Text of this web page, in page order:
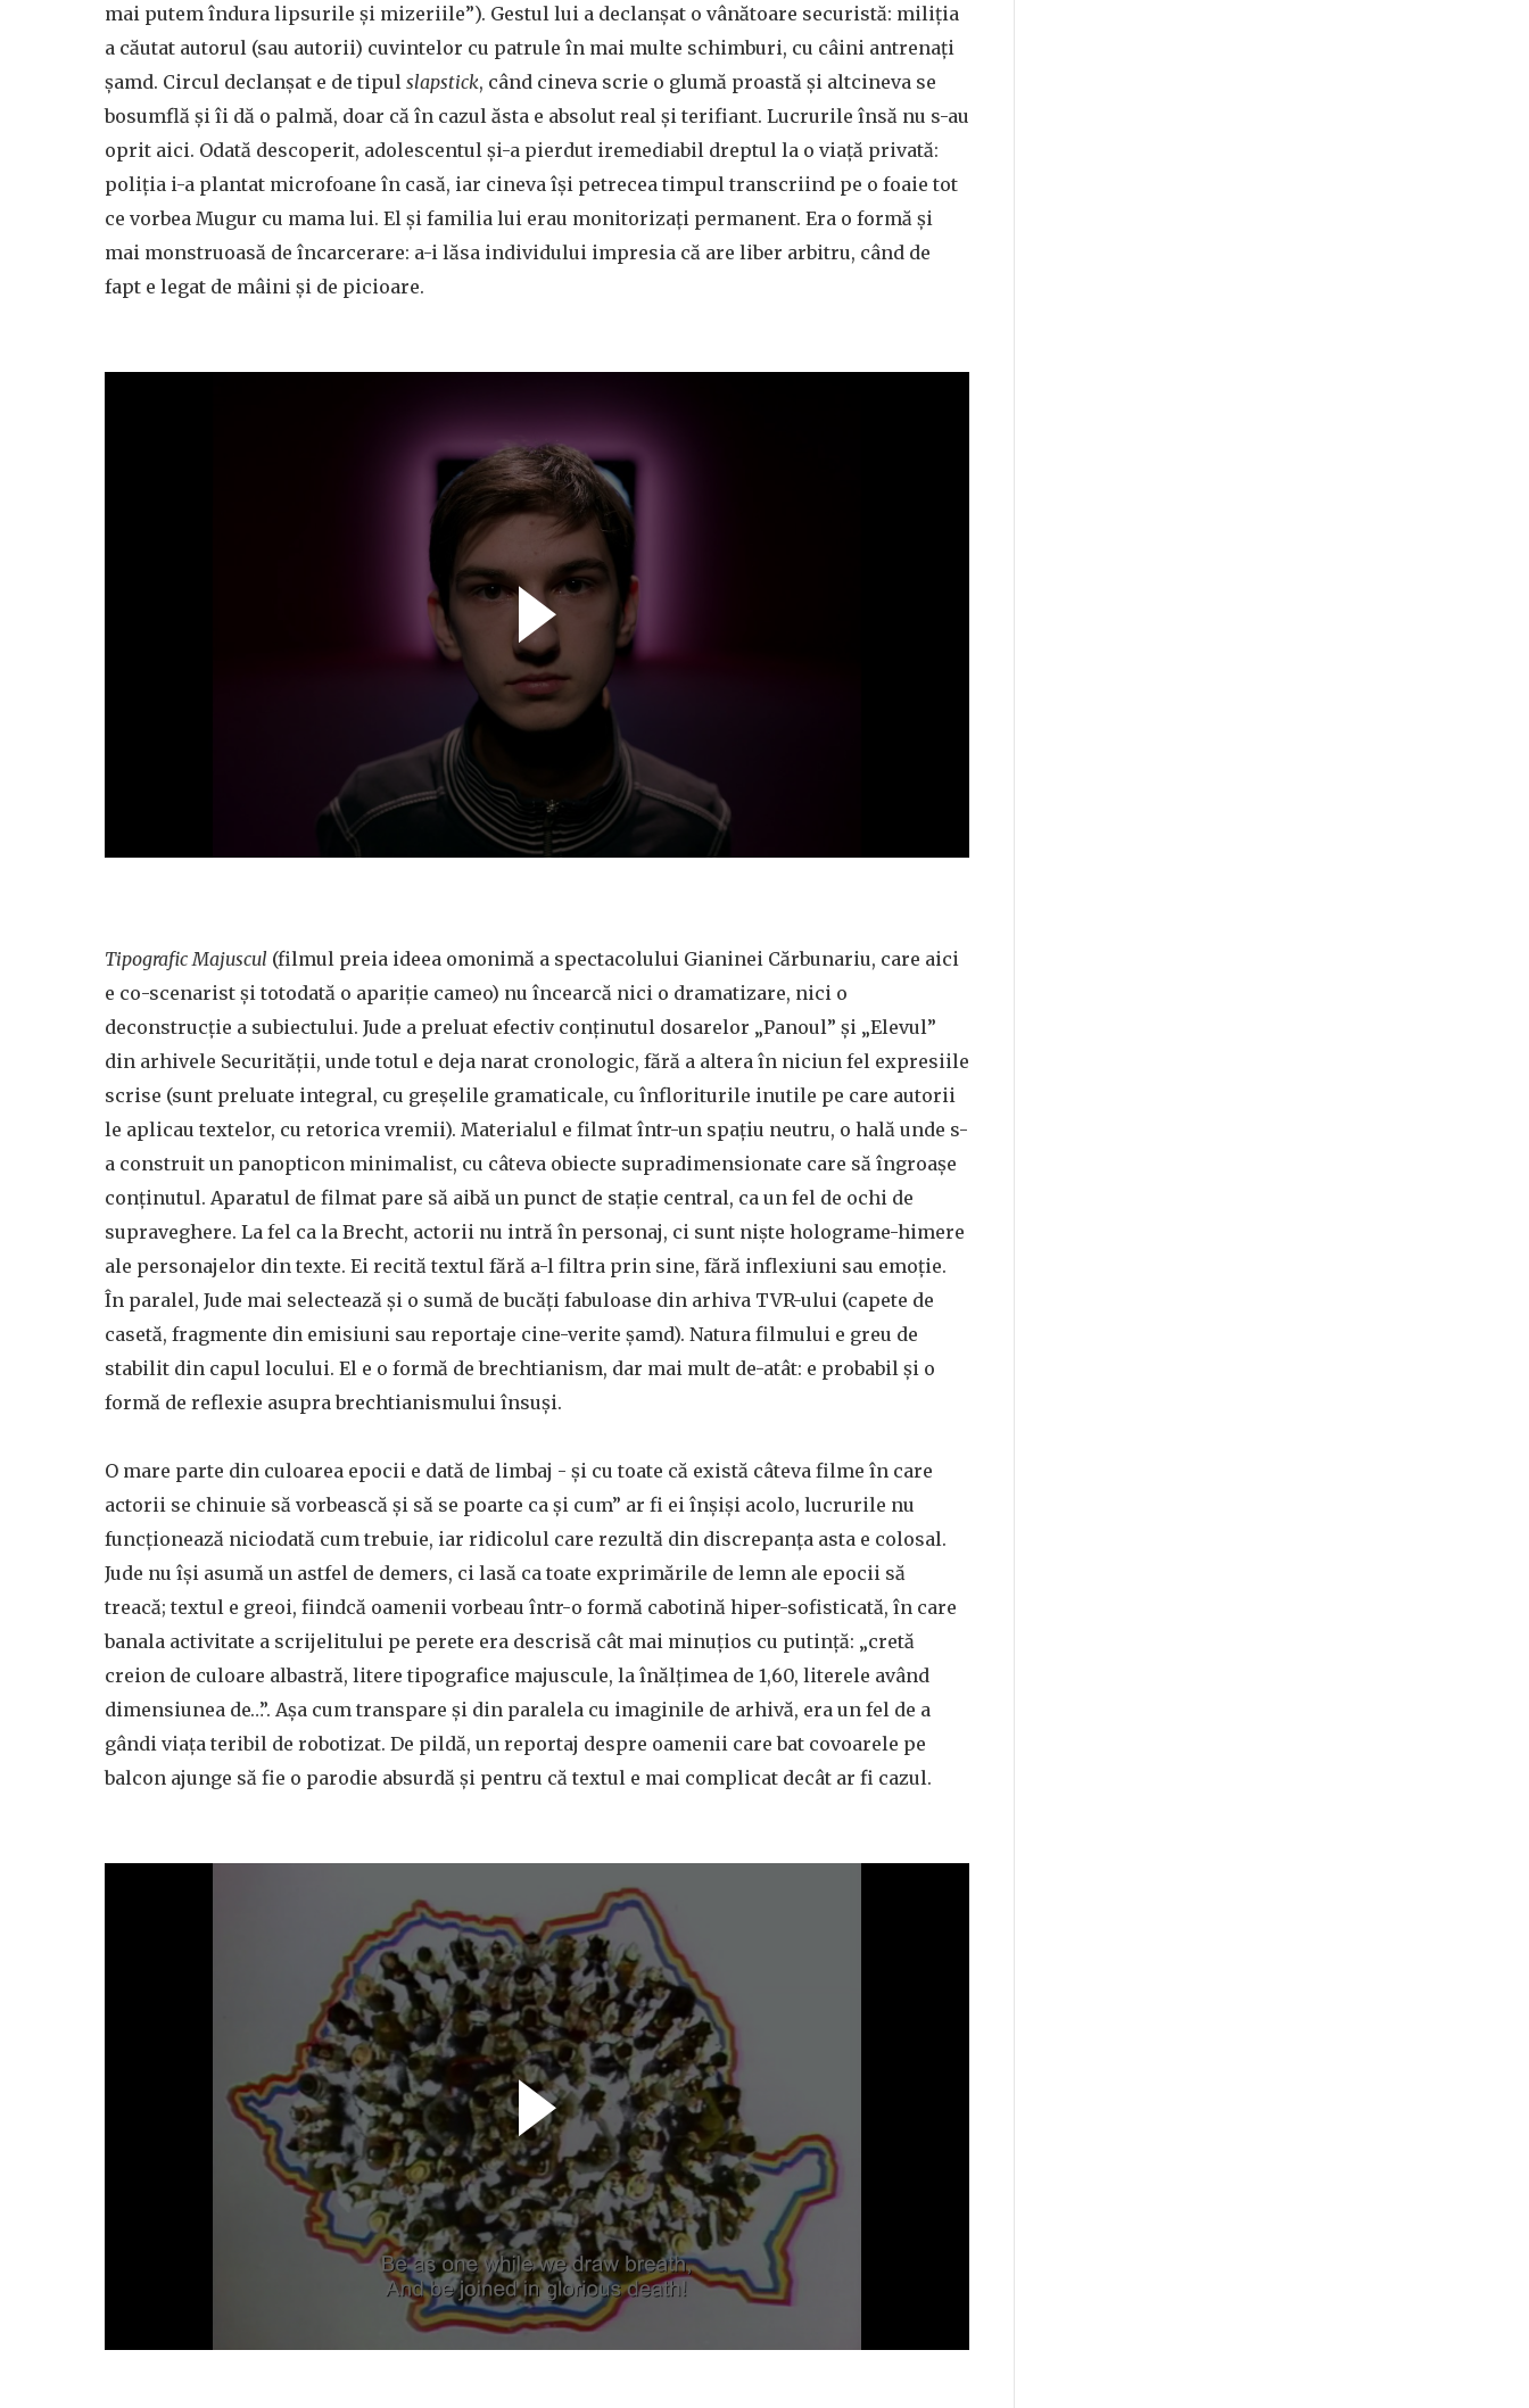
mai putem îndura lipsurile şi mizeriile”). Gestul lui a declanșat o vânătoare securistă: miliția
a căutat autorul (sau autorii) cuvintelor cu patrule în mai multe schimburi, cu câini antrenați
șamd. Circul declanșat e de tipul slapstick, când cineva scrie o glumă proastă și altcineva se
bosumflă și îi dă o palmă, doar că în cazul ăsta e absolut real și terifiant. Lucrurile însă nu s-au
oprit aici. Odată descoperit, adolescentul și-a pierdut iremediabil dreptul la o viață privată:
poliția i-a plantat microfoane în casă, iar cineva își petrecea timpul transcriind pe o foaie tot
ce vorbea Mugur cu mama lui. El și familia lui erau monitorizați permanent. Era o formă și
mai monstruoasă de încarcerare: a-i lăsa individului impresia că are liber arbitru, când de
fapt e legat de mâini și de picioare.
Tipografic Majuscul (filmul preia ideea omonimă a spectacolului Gianinei Cărbunariu, care aici
e co-scenarist și totodată o apariție cameo) nu încearcă nici o dramatizare, nici o
deconstrucție a subiectului. Jude a preluat efectiv conținutul dosarelor „Panoul” și „Elevul”
din arhivele Securității, unde totul e deja narat cronologic, fără a altera în niciun fel expresiile
scrise (sunt preluate integral, cu greșelile gramaticale, cu înfloriturile inutile pe care autorii
le aplicau textelor, cu retorica vremii). Materialul e filmat într-un spațiu neutru, o hală unde s-
a construit un panopticon minimalist, cu câteva obiecte supradimensionate care să îngroașe
conținutul. Aparatul de filmat pare să aibă un punct de stație central, ca un fel de ochi de
supraveghere. La fel ca la Brecht, actorii nu intră în personaj, ci sunt niște holograme-himere
ale personajelor din texte. Ei recită textul fără a-l filtra prin sine, fără inflexiuni sau emoție.
În paralel, Jude mai selectează și o sumă de bucăți fabuloase din arhiva TVR-ului (capete de
casetă, fragmente din emisiuni sau reportaje cine-verite șamd). Natura filmului e greu de
stabilit din capul locului. El e o formă de brechtianism, dar mai mult de-atât: e probabil și o
formă de reflexie asupra brechtianismului însuși.
O mare parte din culoarea epocii e dată de limbaj - și cu toate că există câteva filme în care
actorii se chinuie să vorbească și să se poarte ca și cum” ar fi ei înșiși acolo, lucrurile nu
funcționează niciodată cum trebuie, iar ridicolul care rezultă din discrepanța asta e colosal.
Jude nu își asumă un astfel de demers, ci lasă ca toate exprimările de lemn ale epocii să
treacă; textul e greoi, fiindcă oamenii vorbeau într-o formă cabotină hiper-sofisticată, în care
banala activitate a scrijelitului pe perete era descrisă cât mai minuțios cu putință: „cretă
creion de culoare albastră, litere tipografice majuscule, la înălțimea de 1,60, literele având
dimensiunea de…”. Așa cum transpare și din paralela cu imaginile de arhivă, era un fel de a
gândi viața teribil de robotizat. De pildă, un reportaj despre oamenii care bat covoarele pe
balcon ajunge să fie o parodie absurdă și pentru că textul e mai complicat decât ar fi cazul.